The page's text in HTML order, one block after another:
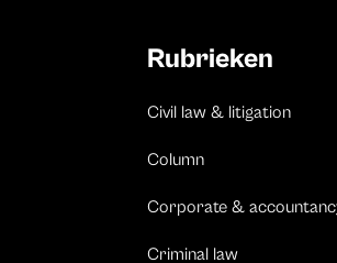
Rubrieken
Civil law & litigation
Column
Corporate &
Criminal law